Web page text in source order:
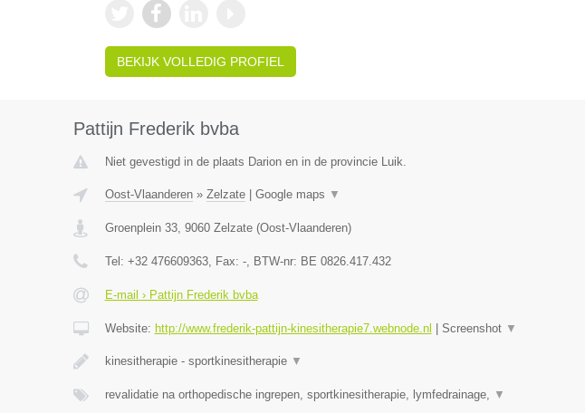
BEKIJK VOLLEDIG PROFIEL
Pattijn Frederik bvba
Niet gevestigd in de plaats Darion en in de provincie Luik.
Oost-Vlaanderen» Zelzate| Google maps ▼
Groenplein 33, 9060 Zelzate(Oost-Vlaanderen)
Tel: +32 476609363, Fax: -, BTW-nr: BE 0826.417.432
E-mail › Pattijn Frederik bvba
Website: http://www.frederik-pattijn-kinesitherapie7.webnode.nl Screenshot ▼
kinesitherapie - sportkinesitherapie ▼
revalidatie na orthopedische ingrepen, sportkinesitherapie, lymfedrainage, ▼